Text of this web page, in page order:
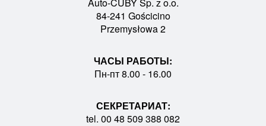
84-241 Gościcino
Przemysłowa 2
ЧАСЫ РАБОТЫ:
Пн-пт 8.00 - 16.00
СЕКРЕТАРИАТ:
tel. 00 48 509 388 082